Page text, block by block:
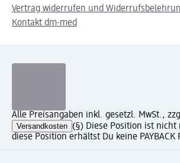
Vertrag widerrufen und
Kontakt dm-med
Alle Preisangaben inkl. gesetzl. MwSt.,
Versandkosten (§) Diese Position ist nicht
diese Position erhältst Du keine PAYBACK